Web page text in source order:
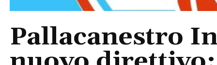
Pallacanestro